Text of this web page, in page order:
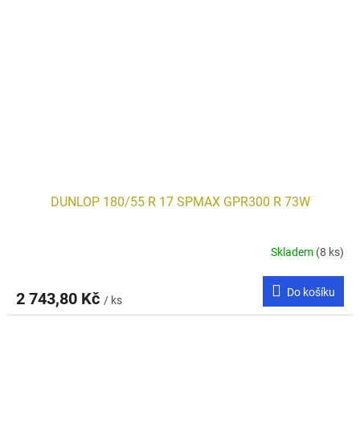
DUNLOP 180/55 R 17 SPMAX GPR300 R 73W
Skladem (8 ks)
2 743,80 Kč / ks
Do košíku